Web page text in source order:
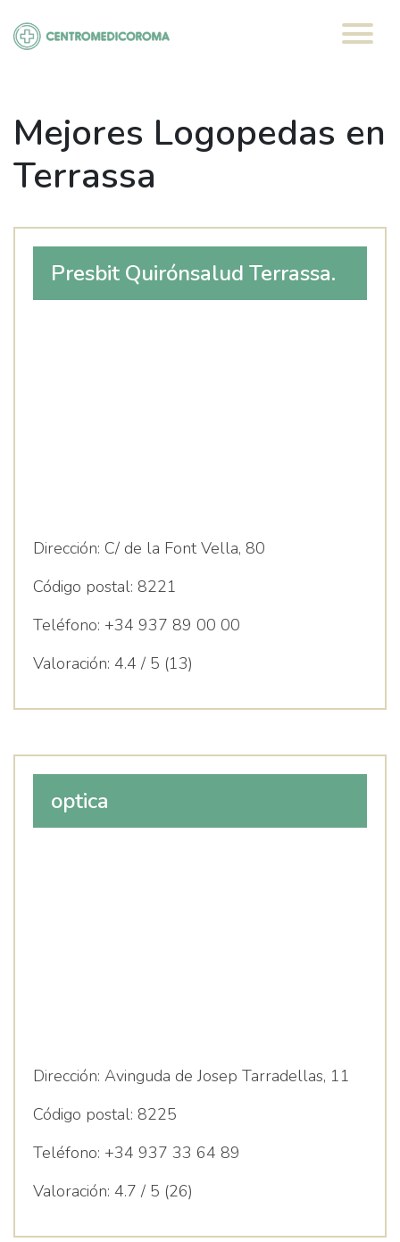
contenido
Mejores Logopedas en
Terrassa
Presbit Quirónsalud Terrassa.
Dirección: C/ de la Font Vella, 80
Código postal: 8221
Teléfono: +34 937 89 00 00
Valoración: 4.4 / 5 (13)
optica
Dirección: Avinguda de Josep Tarradellas, 11
Código postal: 8225
Teléfono: +34 937 33 64 89
Valoración: 4.7 / 5 (26)